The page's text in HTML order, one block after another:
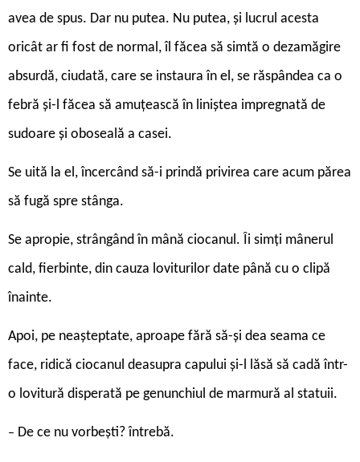
avea de spus. Dar nu putea. Nu putea, și lucrul acesta
oricât ar fi fost de normal, îl făcea să simtă o dezamăgire
absurdă, ciudată, care se instaura în el, se răspândea ca o
febră și-l făcea să amuțească în liniștea impregnată de
sudoare și oboseală a casei.
Se uită la el, încercând să-i prindă privirea care acum părea
să fugă spre stânga.
Se apropie, strângând în mână ciocanul. Îi simți mânerul
cald, fierbinte, din cauza loviturilor date până cu o clipă
înainte.
Apoi, pe neașteptate, aproape fără să-și dea seama ce
face, ridică ciocanul deasupra capului și-l lăsă să cadă într-
o lovitură disperată pe genunchiul de marmură al statuii.
– De ce nu vorbești? întrebă.